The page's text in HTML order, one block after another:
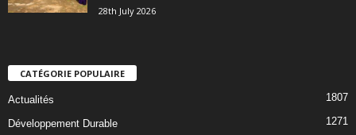
28th July 2026
CATÉGORIE POPULAIRE
Actualités 1807
Développement Durable 1271